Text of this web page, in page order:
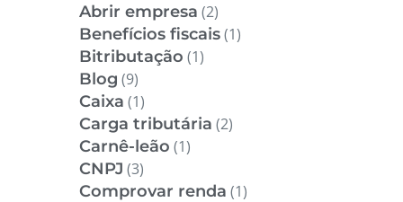
Abrir empresa (2)
Benefícios fiscais(1)
Bitributação (1)
Blog (9)
Caixa (1)
Carga tributária (2)
Carnê-leão (1)
CNPJ (3)
Comprovar renda (1)